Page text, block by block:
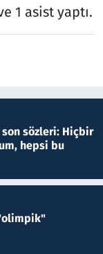
1 asist yaptı.
son sözleri: Hiçbir
hepsi bu